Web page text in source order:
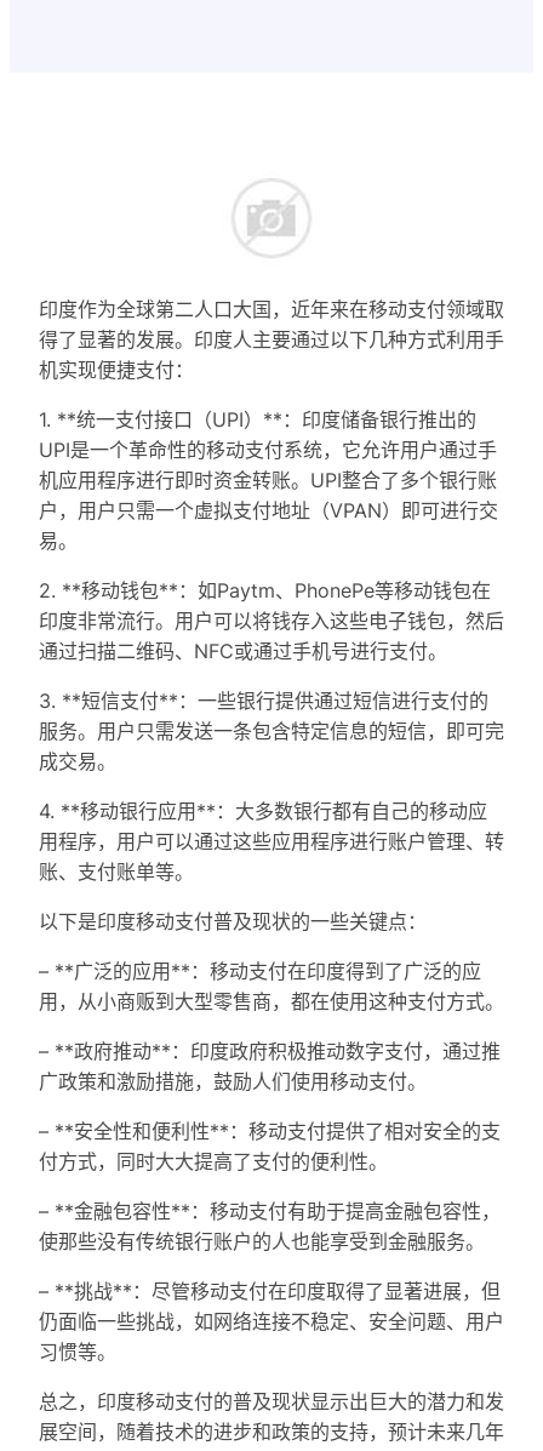
印度作为全球第二人口大国，近年来在移动支付领域取
得了显著的发展。印度人主要通过以下几种方式利用手
机实现便捷支付：
1. **统一支付接口（UPI）**：印度储备银行推出的
UPI是一个革命性的移动支付系统，它允许用户通过手
机应用程序进行即时资金转账。UPI整合了多个银行账
户，用户只需一个虚拟支付地址（VPAN）即可进行交
易。
2. **移动钱包**：如Paytm、PhonePe等移动钱包在
印度非常流行。用户可以将钱存入这些电子钱包，然后
通过扫描二维码、NFC或通过手机号进行支付。
3. **短信支付**：一些银行提供通过短信进行支付的
服务。用户只需发送一条包含特定信息的短信，即可完
成交易。
4. **移动银行应用**：大多数银行都有自己的移动应
用程序，用户可以通过这些应用程序进行账户管理、转
账、支付账单等。
以下是印度移动支付普及现状的一些关键点：
– **广泛的应用**：移动支付在印度得到了广泛的应
用，从小商贩到大型零售商，都在使用这种支付方式。
– **政府推动**：印度政府积极推动数字支付，通过推
广政策和激励措施，鼓励人们使用移动支付。
– **安全性和便利性**：移动支付提供了相对安全的支
付方式，同时大大提高了支付的便利性。
– **金融包容性**：移动支付有助于提高金融包容性，
使那些没有传统银行账户的人也能享受到金融服务。
– **挑战**：尽管移动支付在印度取得了显著进展，但
仍面临一些挑战，如网络连接不稳定、安全问题、用户
习惯等。
总之，印度移动支付的普及现状显示出巨大的潜力和发
展空间，随着技术的进步和政策的支持，预计未来几年